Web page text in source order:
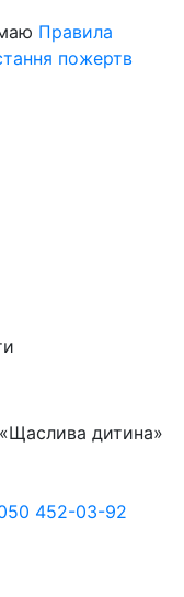
Правила
пожертв
дитина»
452-03-92